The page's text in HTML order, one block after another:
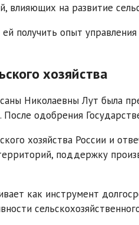
влияющих на развитие
получить опыт
хозяйства
Николаевны Лут была
одобрения
хозяйства России и
поддержку
как инструмент